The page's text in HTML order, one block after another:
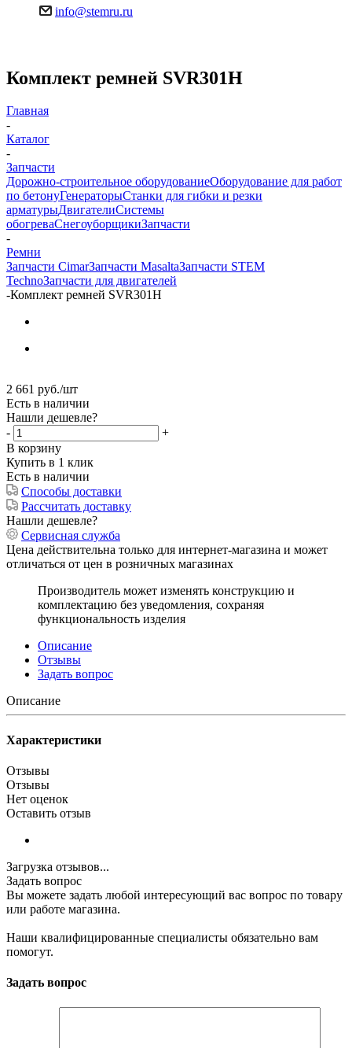
info@stemru.ru
Комплект ремней SVR301H
Главная
-
Каталог
-
Запчасти
Дорожно-строительное оборудованиеОборудование для работ
по бетонуГенераторыСтанки для гибки и резки
арматурыДвигателиСистемы
обогреваСнегоуборщикиЗапчасти
-
Ремни
Запчасти CimarЗапчасти MasaltaЗапчасти STEM
TechnoЗапчасти для двигателей
-Комплект ремней SVR301H
2 661 руб./шт
Есть в наличии
Нашли дешевле?
-
+
В корзину
Купить в 1 клик
Есть в наличии
Способы доставки
Рассчитать доставку
Нашли дешевле?
Сервисная служба
Цена действительна только для интернет-магазина и может
отличаться от цен в розничных магазинах
Производитель может изменять конструкцию и
комплектацию без уведомления, сохраняя
функциональность изделия
Описание
Отзывы
Задать вопрос
Описание
Характеристики
Отзывы
Отзывы
Нет оценок
Оставить отзыв
Загрузка отзывов...
Задать вопрос
Вы можете задать любой интересующий вас вопрос по товару
или работе магазина.
Наши квалифицированные специалисты обязательно вам
помогут.
Задать вопрос